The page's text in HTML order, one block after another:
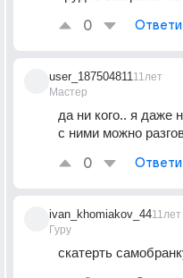
0
user_187504811
Мастер
11лет
да ни кого.. я даже
с ними можно
0
ivan_khomiakov_44
Гуру
11лет
скатерть